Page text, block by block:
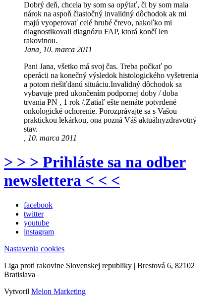
Dobrý deň, chcela by som sa opýtať, či by som mala
nárok na aspoň čiastočný invalidný dôchodok ak mi
majú vyoperovať celé hrubé črevo, nakoľko mi
diagnostikovali diagnózu FAP, ktorá končí len
rakovinou.
Jana, 10. marca 2011
Pani Jana, všetko má svoj čas. Treba počkať po
operácii na konečný výsledok histologického vyšetrenia
a potom riešiťdanú situáciu.Invalidný dôchodok sa
vybavuje pred ukončením podpornej doby / doba
trvania PN , 1 rok /.Zatiaľ ešte nemáte potvrdené
onkologické ochorenie. Porozprávajte sa s Vašou
praktickou lekárkou, ona pozná Váš aktuálnyzdravotný
stav.
, 10. marca 2011
> > > Prihláste sa na odber
newslettera < < <
facebook
twitter
youtube
instagram
Nastavenia cookies
Liga proti rakovine Slovenskej republiky | Brestová 6, 82102
Bratislava
Vytvoril Melon Marketing